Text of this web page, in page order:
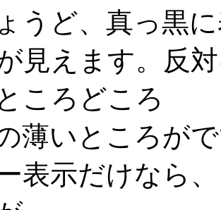
ど、真っ黒に
見えます。反
ころどころ
薄いところが
表示だけなら